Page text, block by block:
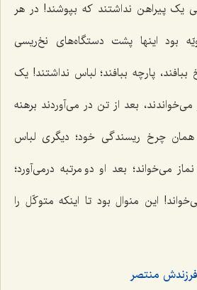
یک پیراهن نداشتند که بپوشند! در هر
بود اینها پشت دستگاه‌های نخ‌ریسی
پارچه ببافند؛ لباس نداشتند! یک
می‌خواندند، بعد از تن در می‌آوردند برهنه
چرخ ریسندگی خود؛ دیگری لباس
می‌خواند؛ بعد او دو مرتبه درمی‌آورد؛
این منوال بود تا اینکه متوکّل را
منتصر